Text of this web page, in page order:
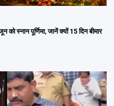
पूर्णिमा, जानें क्यों 15 दिन बीमार